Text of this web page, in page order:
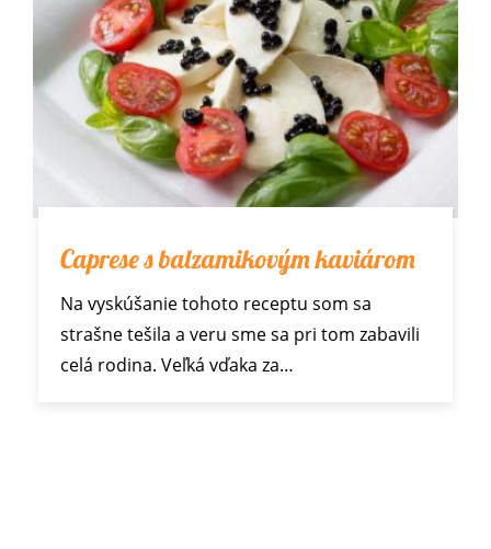
Caprese s balzamikovým kaviárom
Na vyskúšanie tohoto receptu som sa
strašne tešila a veru sme sa pri tom zabavili
celá rodina. Veľká vďaka za…